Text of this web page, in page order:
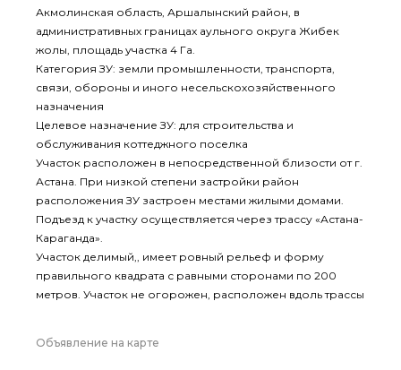
Акмолинская область, Аршалынский район, в
административных границах аульного округа Жибек
жолы, площадь участка 4 Га.
Категория ЗУ: земли промышленности, транспорта,
связи, обороны и иного несельскохозяйственного
назначения
Целевое назначение ЗУ: для строительства и
обслуживания коттеджного поселка
Участок расположен в непосредственной близости от г.
Астана. При низкой степени застройки район
расположения ЗУ застроен местами жилыми домами.
Подъезд к участку осуществляется через трассу «Астана-
Караганда».
Участок делимый,, имеет ровный рельеф и форму
правильного квадрата с равными сторонами по 200
метров. Участок не огорожен, расположен вдоль трассы
Объявление на карте